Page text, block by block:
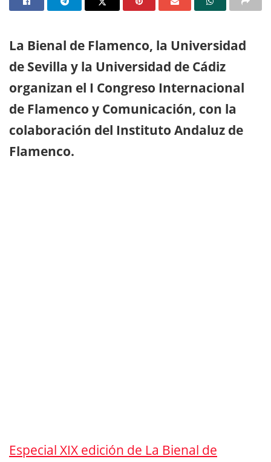
La Bienal de Flamenco, la Universidad
de Sevilla y la Universidad de Cádiz
organizan el I Congreso Internacional
de Flamenco y Comunicación, con la
colaboración del Instituto Andaluz de
Flamenco.
Especial XIX edición de La Bienal de